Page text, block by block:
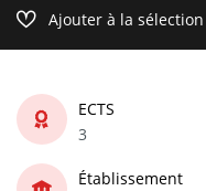
Ajouter à la sélection
ECTS
3
Établissement